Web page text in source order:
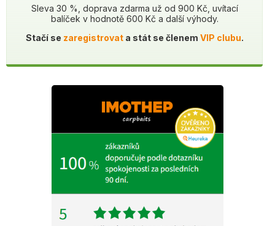
Sleva 30 %, doprava zdarma už od 900 Kč, uvítací
balíček v hodnotě 600 Kč a další výhody.
Stačí se zaregistrovata stát se členem VIP clubu.